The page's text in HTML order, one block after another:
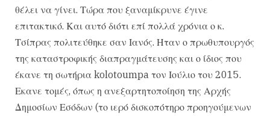
θέλει να γίνει. Τώρα που ξαναμίκρυνε έγινε
επιτακτικό. Και αυτό διότι επί πολλά χρόνια ο κ.
Τσίπρας πολιτεύθηκε σαν Ιανός. Ηταν ο πρωθυπουργός
της καταστροφικής διαπραγμάτευσης και ο ίδιος που
έκανε τη σωτήρια kolotoumpa τον Ιούλιο του 2015.
Εκανε τομές, όπως η ανεξαρτητοποίηση της Αρχής
Δημοσίων Εσόδων (το ιερό δισκοπότηρο προηγούμενων